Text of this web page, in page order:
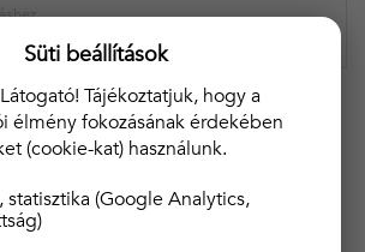
KOSÁRBA
ingyenes kiszállítás!!
Süti beállítások
Tájékoztatjuk, hogy a
élmény fokozásának érdekében
(cookie-kat) használunk.
statisztika (Google Analytics,